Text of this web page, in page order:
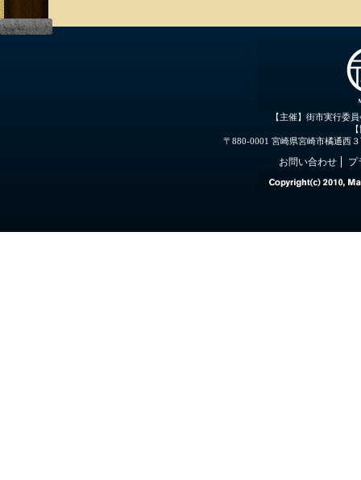
【主催】街市実行委
〒880-0001 宮崎県宮崎市橘通西
お問い合わせ プ